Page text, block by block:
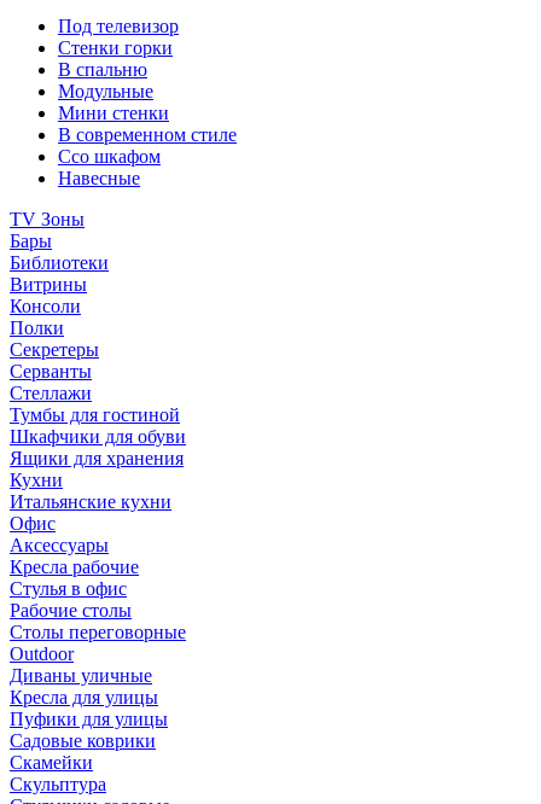
Под телевизор
Стенки горки
В спальню
Модульные
Мини стенки
В современном стиле
Ссо шкафом
Навесные
TV Зоны
Бары
Библиотеки
Витрины
Консоли
Полки
Секретеры
Серванты
Стеллажи
Тумбы для гостиной
Шкафчики для обуви
Ящики для хранения
Кухни
Итальянские кухни
Офис
Аксессуары
Кресла рабочие
Стулья в офис
Рабочие столы
Столы переговорные
Outdoor
Диваны уличные
Кресла для улицы
Пуфики для улицы
Садовые коврики
Скамейки
Скульптура